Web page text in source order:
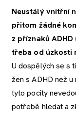
Neustálý vnitřní
přitom žádné
z příznaků
třeba od úzkosti
U dospělých se s
žen s ADHD než
tyto pocity
potřebě hledat a